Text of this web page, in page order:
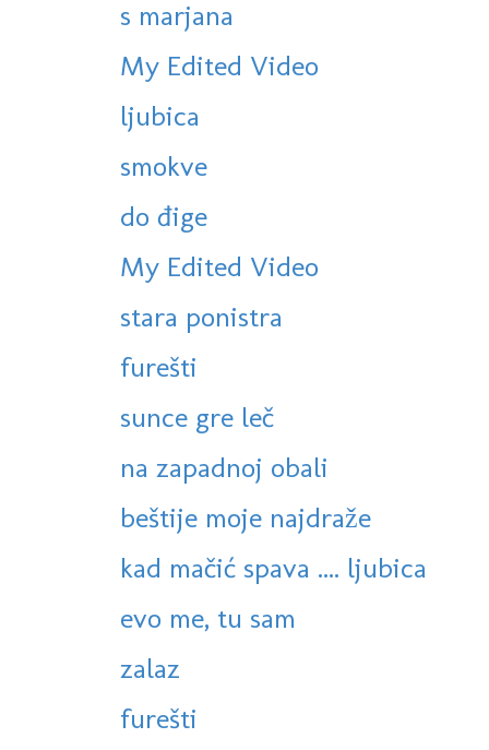
s marjana
My Edited Video
ljubica
smokve
do đige
My Edited Video
stara ponistra
furešti
sunce gre leč
na zapadnoj obali
beštije moje najdraže
kad mačić spava .... ljubica
evo me, tu sam
zalaz
furešti